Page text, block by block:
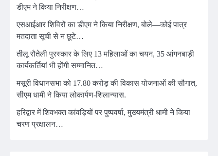
डीएम ने किया निरीक्षण…
एसआईआर शिविरों का डीएम ने किया निरीक्षण, बोले—कोई पात्र
मतदाता सूची से न छूटे…
तीलू रौतेली पुरस्कार के लिए 13 महिलाओं का चयन, 35 आंगनबाड़ी
कार्यकर्तियां भी होंगी सम्मानित…
मसूरी विधानसभा को 17.80 करोड़ की विकास योजनाओं की सौगात,
सीएम धामी ने किया लोकार्पण-शिलान्यास.
हरिद्वार में शिवभक्त कांवड़ियों पर पुष्पवर्षा, मुख्यमंत्री धामी ने किया
चरण प्रक्षालन…